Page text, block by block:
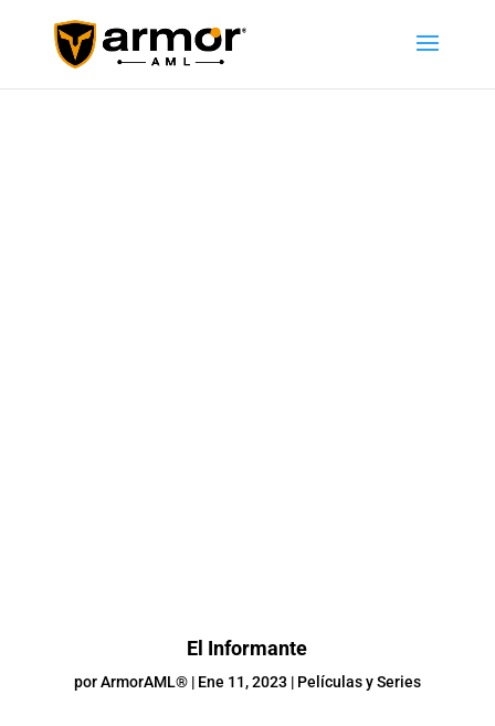
El Informante
porArmorAML®| Ene 11, 2023| Películas y Series